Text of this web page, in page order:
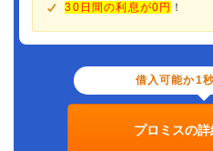
30日間の利息が0円 ！
借入可能か1
プロミスの